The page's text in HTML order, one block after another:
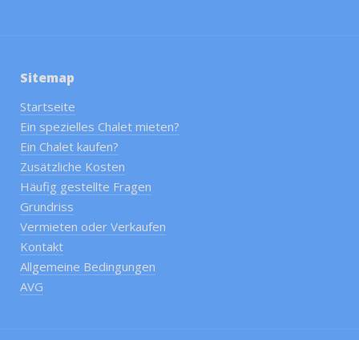
Sitemap
Startseite
Ein spezielles Chalet mieten?
Ein Chalet kaufen?
Zusätzliche Kosten
Häufig gestellte Fragen
Grundriss
Vermieten oder Verkaufen
Kontakt
Allgemeine Bedingungen
AVG